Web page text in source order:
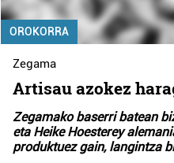
OROKORRA
Zegama
Artisau azokez
Zegamako baserri batean
eta Heike Hoesterey
produktuez gain, langintza